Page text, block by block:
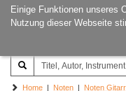
Einige Funktionen unseres
Nutzung dieser Webseite
Hamburg
Home | Noten | Noten